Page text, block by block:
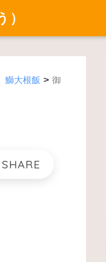
鰤大根飯 > 御